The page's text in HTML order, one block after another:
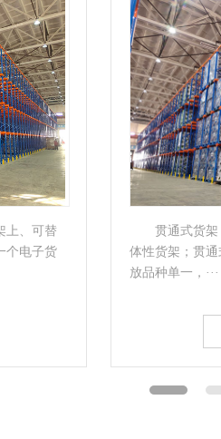
续性的整
适用于存
模具货架
配置移动葫芦
轨道，承载后···